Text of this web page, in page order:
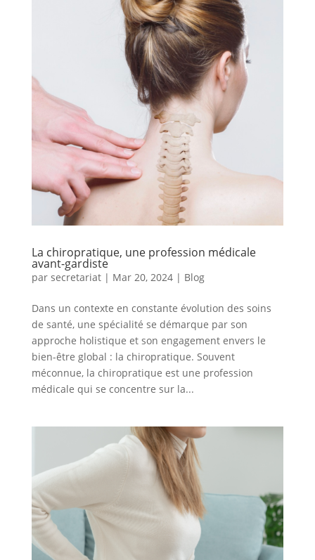
La chiropratique, une profession médicale
avant-gardiste
par secretariat| Mar 20, 2024| Blog
Dans un contexte en constante évolution des soins
de santé, une spécialité se démarque par son
approche holistique et son engagement envers le
bien-être global : la chiropratique. Souvent
méconnue, la chiropratique est une profession
médicale qui se concentre sur la...